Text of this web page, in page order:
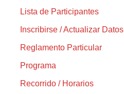
Lista de Participantes
Inscribirse / Actualizar Datos
Reglamento Particular
Programa
Recorrido / Horarios